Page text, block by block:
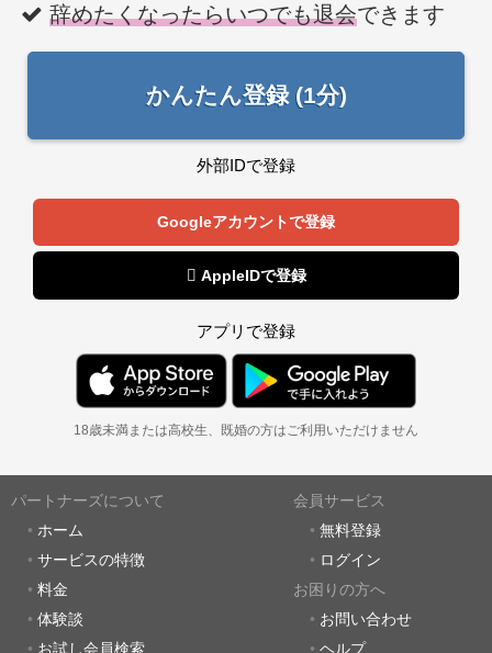
辞めたくなったらいつでも退会できます
かんたん登録 (1分)
外部IDで登録
Googleアカウントで登録
 AppleIDで登録
アプリで登録
18歳未満または高校生、既婚の方はご利用いただけません
パートナーズについて
ホーム
サービスの特徴
料金
体験談
お試し会員検索
会員サービス
無料登録
ログイン
お困りの方へ
お問い合わせ
ヘルプ